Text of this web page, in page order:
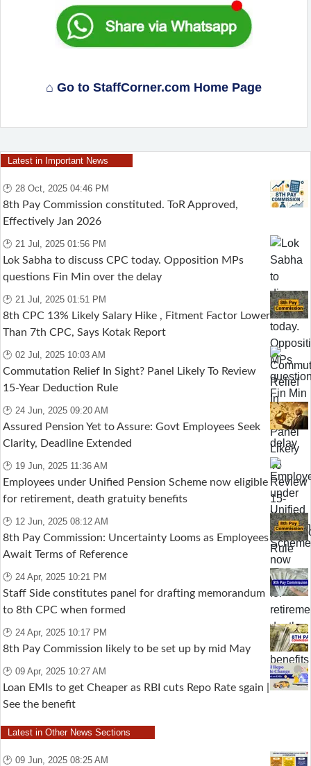
⌂ Go to StaffCorner.com Home Page
Latest in Important News
🕑 28 Oct, 2025 04:46 PM
8th Pay Commission constituted. ToR Approved,
Effectively Jan 2026
🕑 21 Jul, 2025 01:56 PM
Lok Sabha to discuss CPC today. Opposition MPs
questions Fin Min over the delay
🕑 21 Jul, 2025 01:51 PM
8th CPC 13% Likely Salary Hike , Fitment Factor Lower
Than 7th CPC, Says Kotak Report
🕑 02 Jul, 2025 10:03 AM
Commutation Relief In Sight? Panel Likely To Review
15-Year Deduction Rule
🕑 24 Jun, 2025 09:20 AM
Assured Pension Yet to Assure: Govt Employees Seek
Clarity, Deadline Extended
🕑 19 Jun, 2025 11:36 AM
Employees under Unified Pension Scheme now eligible
for retirement, death gratuity benefits
🕑 12 Jun, 2025 08:12 AM
8th Pay Commission: Uncertainty Looms as Employees
Await Terms of Reference
🕑 24 Apr, 2025 10:21 PM
Staff Side constitutes panel for drafting memorandum
to 8th CPC when formed
🕑 24 Apr, 2025 10:17 PM
8th Pay Commission likely to be set up by mid May
🕑 09 Apr, 2025 10:27 AM
Loan EMIs to get Cheaper as RBI cuts Repo Rate sgain |
See the benefit
Latest in Other News Sections
🕑 09 Jun, 2025 08:25 AM